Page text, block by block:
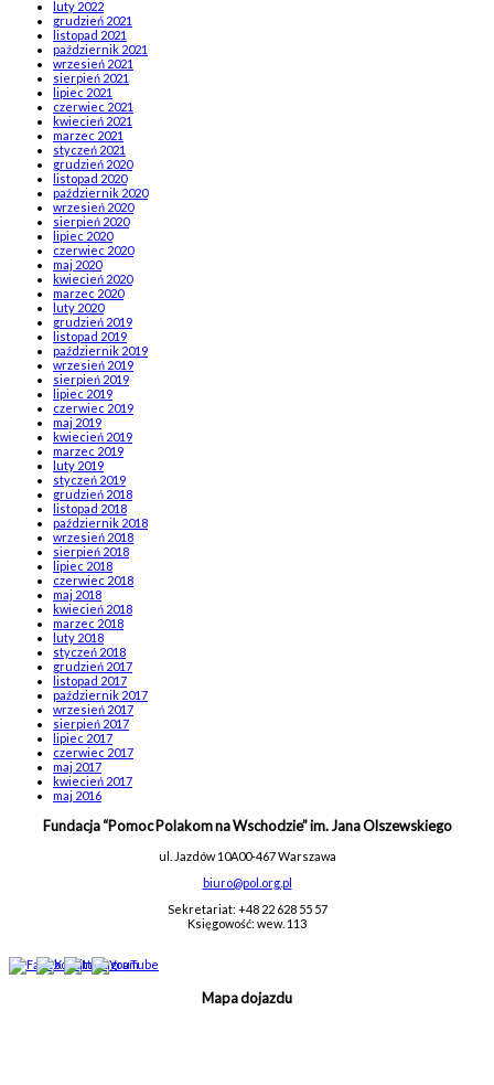
luty 2022
grudzień 2021
listopad 2021
październik 2021
wrzesień 2021
sierpień 2021
lipiec 2021
czerwiec 2021
kwiecień 2021
marzec 2021
styczeń 2021
grudzień 2020
listopad 2020
październik 2020
wrzesień 2020
sierpień 2020
lipiec 2020
czerwiec 2020
maj 2020
kwiecień 2020
marzec 2020
luty 2020
grudzień 2019
listopad 2019
październik 2019
wrzesień 2019
sierpień 2019
lipiec 2019
czerwiec 2019
maj 2019
kwiecień 2019
marzec 2019
luty 2019
styczeń 2019
grudzień 2018
listopad 2018
październik 2018
wrzesień 2018
sierpień 2018
lipiec 2018
czerwiec 2018
maj 2018
kwiecień 2018
marzec 2018
luty 2018
styczeń 2018
grudzień 2017
listopad 2017
październik 2017
wrzesień 2017
sierpień 2017
lipiec 2017
czerwiec 2017
maj 2017
kwiecień 2017
maj 2016
Fundacja “Pomoc Polakom na Wschodzie” im. Jana Olszewskiego
ul. Jazdów 10A00-467 Warszawa
biuro@pol.org.pl
Sekretariat: +48 22 628 55 57
Księgowość: wew. 113
Mapa dojazdu